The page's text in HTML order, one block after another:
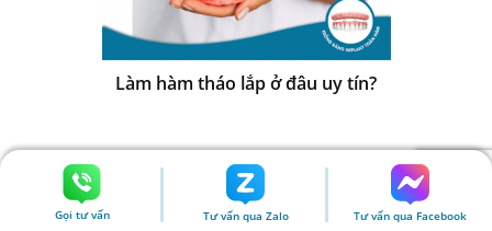
Làm hàm tháo lắp ở đâu uy tín?
Gọi tư vấn Tư vấn qua Zalo Tư vấn qua Facebook